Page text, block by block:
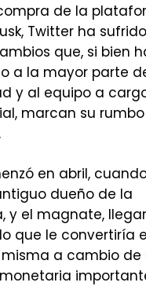
de la
Twitter ha sufrido
que, si bien
a la mayor parte
y al equipo a
marcan su
en abril,
dueño de la
y el magnate,
que le convertiría
misma a cambio de